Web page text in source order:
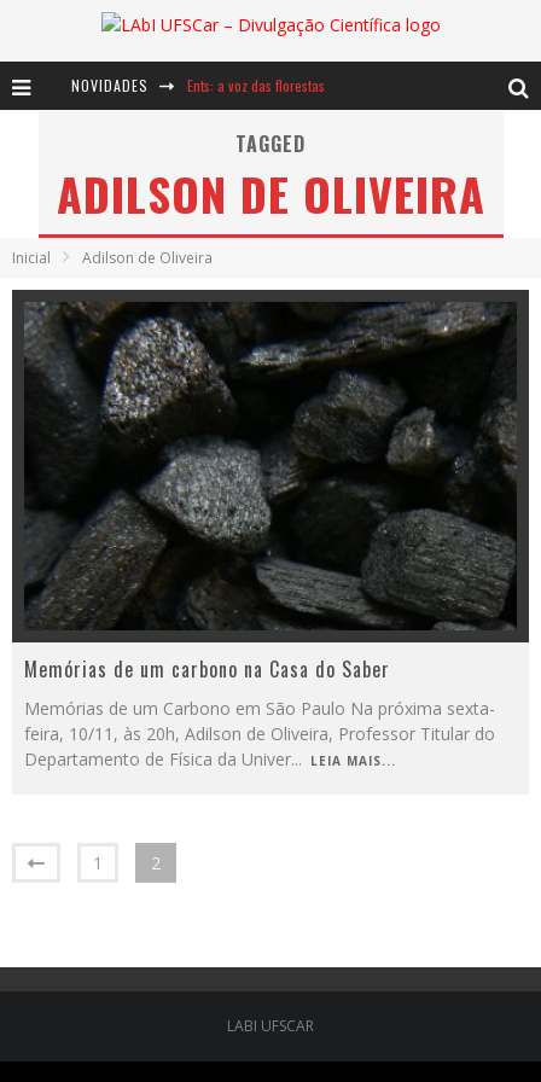
NOVIDADES Ents: a voz das florestas
Notáveis: Bertha Lutz
Baú de Histórias - A jamais imaginada aventura com os moinhos de vento
TAGGED
ADILSON DE OLIVEIRA
Inicial Adilson de Oliveira
Memórias de um carbono na Casa do Saber
Memórias de um Carbono em São Paulo Na próxima sexta-
feira, 10/11, às 20h, Adilson de Oliveira, Professor Titular do
Departamento de Física da Univer... LEIA MAIS...
1 2
LABI UFSCAR